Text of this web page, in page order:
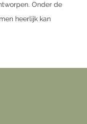
Onder de
heerlijk kan